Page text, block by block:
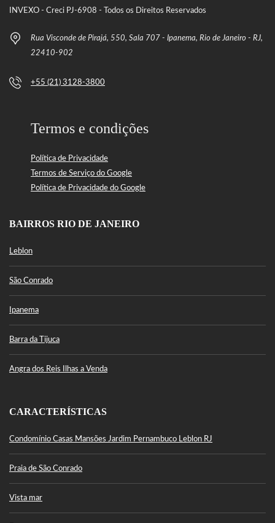
INVEXO - Creci PJ-6908 - Todos os Direitos Reservados
Rua Visconde de Pirajá, 550, Sala 707 - Ipanema, Rio de Janeiro - RJ,
22410-902
+55 (21) 3128-3800
Termos e condições
Política de Privacidade
Termos de Serviço do Google
Política de Privacidade do Google
BAIRROS RIO DE JANEIRO
Leblon
São Conrado
Ipanema
Barra da Tijuca
Angra dos Reis Ilhas a Venda
CARACTERÍSTICAS
Condomínio Casas Mansões Jardim Pernambuco Leblon RJ
Praia de São Conrado
Vista mar